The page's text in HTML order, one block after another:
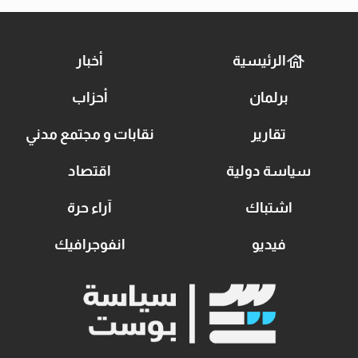
الرئيسية أخبار
برلمان أحزاب
تقارير نقابات و مجتمع مدني
سياسة دولية اقتصاد
اشتباك آراء حرة
فيديو انفوجرافيك